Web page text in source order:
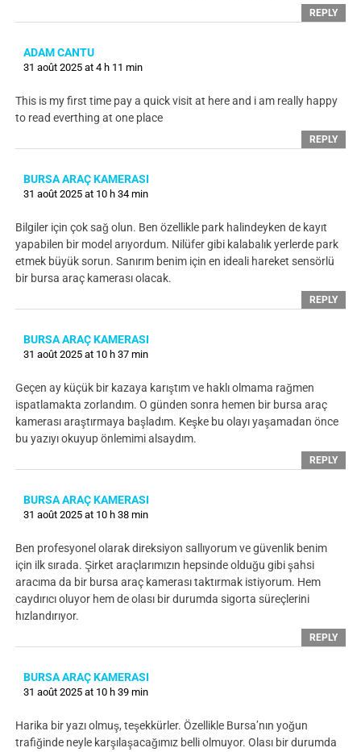
REPLY
ADAM CANTU
31 août 2025 at 4 h 11 min
This is my first time pay a quick visit at here and i am really happy
to read everthing at one place
REPLY
BURSA ARAÇ KAMERASI
31 août 2025 at 10 h 34 min
Bilgiler için çok sağ olun. Ben özellikle park halindeyken de kayıt
yapabilen bir model arıyordum. Nilüfer gibi kalabalık yerlerde park
etmek büyük sorun. Sanırım benim için en ideali hareket sensörlü
bir bursa araç kamerası olacak.
REPLY
BURSA ARAÇ KAMERASI
31 août 2025 at 10 h 37 min
Geçen ay küçük bir kazaya karıştım ve haklı olmama rağmen
ispatlamakta zorlandım. O günden sonra hemen bir bursa araç
kamerası araştırmaya başladım. Keşke bu olayı yaşamadan önce
bu yazıyı okuyup önlemimi alsaydım.
REPLY
BURSA ARAÇ KAMERASI
31 août 2025 at 10 h 38 min
Ben profesyonel olarak direksiyon sallıyorum ve güvenlik benim
için ilk sırada. Şirket araçlarımızın hepsinde olduğu gibi şahsi
aracıma da bir bursa araç kamerası taktırmak istiyorum. Hem
caydırıcı oluyor hem de olası bir durumda sigorta süreçlerini
hızlandırıyor.
REPLY
BURSA ARAÇ KAMERASI
31 août 2025 at 10 h 39 min
Harika bir yazı olmuş, teşekkürler. Özellikle Bursa’nın yoğun
trafiğinde neyle karşılaşacağımız belli olmuyor. Olası bir durumda